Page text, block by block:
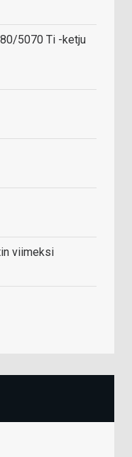
5070 Ti -ketju
viimeksi